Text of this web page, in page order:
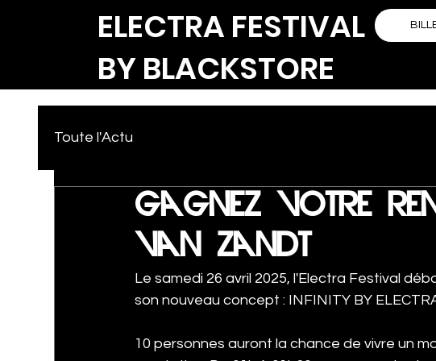
ELECTRA FESTIVAL
BY BLACKSTORE
Toute l'Actu
gagnez votre
van zandt
Le samedi 26 avril 2025, l'Electra Festival
son nouveau concept : INFINITY BY
10 personnes auront la chance de vivre un